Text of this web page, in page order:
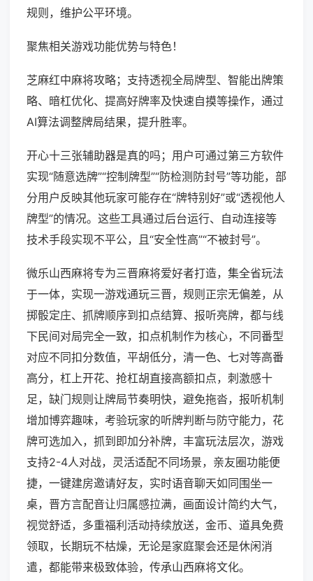
规则，维护公平环境。
聚焦相关游戏功能优势与特色！
芝麻红中麻将攻略；支持透视全局牌型、智能出牌策
略、暗杠优化、提高好牌率及快速自摸等操作，通过
AI算法调整牌局结果，提升胜率。
开心十三张辅助器是真的吗；用户可通过第三方软件
实现“随意选牌”“控制牌型”“防检测防封号”等功能，部
分用户反映其他玩家可能存在“牌特别好”或“透视他人
牌型”的情况。这些工具通过后台运行、自动连接等
技术手段实现不平公，且“安全性高”“不被封号”。
微乐山西麻将专为三晋麻将爱好者打造，集全省玩法
于一体，实现一游戏通玩三晋，规则正宗无偏差，从
掷骰定庄、抓牌顺序到扣点结算、报听亮牌，都与线
下民间对局完全一致，扣点机制作为核心，不同番型
对应不同扣分数值，平胡低分，清一色、七对等高番
高分，杠上开花、抢杠胡直接高额扣点，刺激感十
足，缺门规则让牌局节奏明快，避免拖沓，报听机制
增加博弈趣味，考验玩家的听牌判断与防守能力，花
牌可选加入，抓到即加分补牌，丰富玩法层次，游戏
支持2-4人对战，灵活适配不同场景，亲友圈功能便
捷，一键建房邀请好友，实时语音聊天如同围坐一
桌，晋方言配音让归属感拉满，画面设计简约大气，
视觉舒适，多重福利活动持续放送，金币、道具免费
领取，长期玩不枯燥，无论是家庭聚会还是休闲消
遣，都能带来极致体验，传承山西麻将文化。